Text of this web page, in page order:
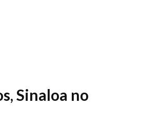
Sinaloa no